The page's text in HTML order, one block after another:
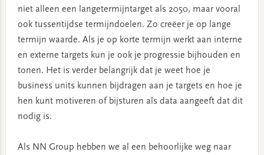
niet alleen een langetermijntarget als 2050, maar vooral
ook tussentijdse termijndoelen. Zo creëer je op lange
termijn waarde. Als je op korte termijn werkt aan interne
en externe targets kun je ook je progressie bijhouden en
tonen. Het is verder belangrijk dat je weet hoe je
business units kunnen bijdragen aan je targets en hoe je
hen kunt motiveren of bijsturen als data aangeeft dat dit
nodig is.
Als NN Group hebben we al een behoorlijke weg naar